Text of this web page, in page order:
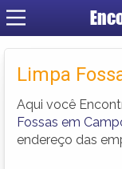
Limpa
Aqui você
Fossas em
endereço das